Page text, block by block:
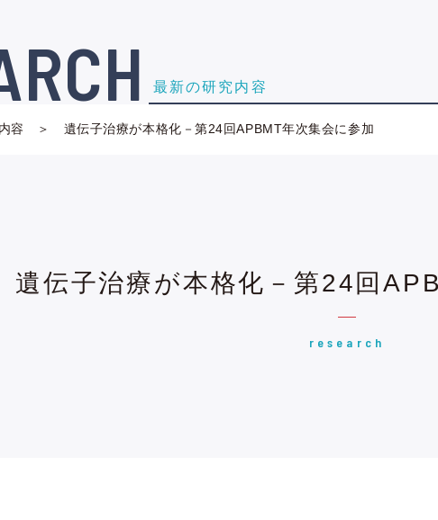
最新の研究内容
容 遺伝子治療が本格化－第24回APBMT年次集会に参加
遺伝子治療が本格化－第24回
research